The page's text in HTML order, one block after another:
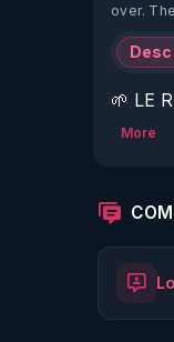
over.
🌱 LE
🌱 LE
http://
More